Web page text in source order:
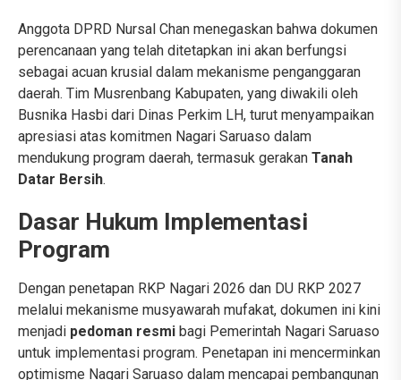
Anggota DPRD Nursal Chan menegaskan bahwa dokumen
perencanaan yang telah ditetapkan ini akan berfungsi
sebagai acuan krusial dalam mekanisme penganggaran
daerah. Tim Musrenbang Kabupaten, yang diwakili oleh
Busnika Hasbi dari Dinas Perkim LH, turut menyampaikan
apresiasi atas komitmen Nagari Saruaso dalam
mendukung program daerah, termasuk gerakan Tanah
Datar Bersih.
Dasar Hukum Implementasi
Program
Dengan penetapan RKP Nagari 2026 dan DU RKP 2027
melalui mekanisme musyawarah mufakat, dokumen ini kini
menjadi pedoman resmi bagi Pemerintah Nagari Saruaso
untuk implementasi program. Penetapan ini mencerminkan
optimisme Nagari Saruaso dalam mencapai pembangunan